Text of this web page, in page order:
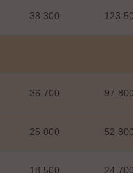
38 300 123
36 700 97
25 000 52
18 500 24